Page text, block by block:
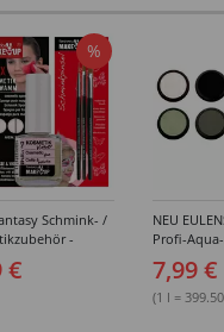
%
Schmink- /
-
€
NEU
Profi-
Grau-Töne -
7,99 €
(1 l =